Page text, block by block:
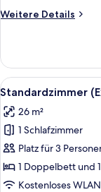
adults)
Weitere Details
Weitere
Zimmer
(Extra
Bed
adults)
Alle
Fotos
für
Standardzimmer
(Extra
Bed
2
7
Standardzimmer
26 m²
1 Schlafzimmer
Platz für 3
1 Doppelbett und
Kostenloses WLAN